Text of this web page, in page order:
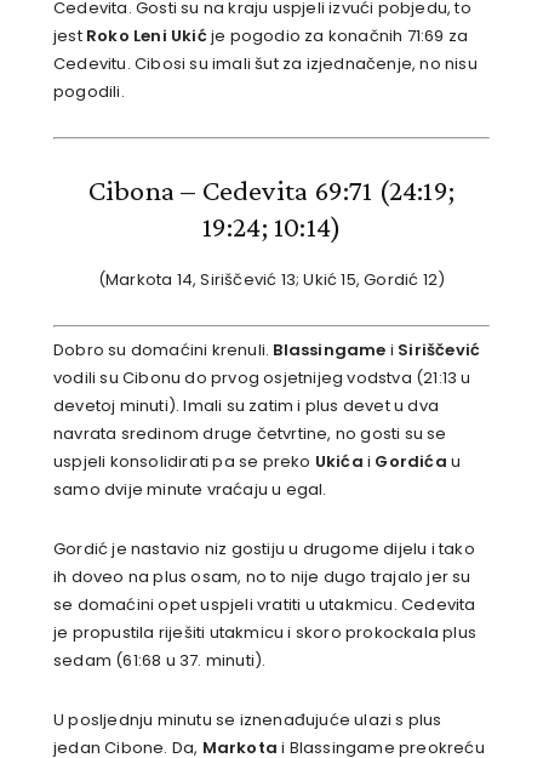
Cedevita. Gosti su na kraju uspjeli izvući pobjedu, to
jest Roko Leni Ukićje pogodio za konačnih 71:69 za
Cedevitu. Cibosi su imali šut za izjednačenje, no nisu
pogodili.
Cibona – Cedevita 69:71 (24:19;
19:24; 10:14)
(Markota 14, Siriščević 13; Ukić 15, Gordić 12)
Dobro su domaćini krenuli. Blassingame i Siriščević
vodili su Cibonu do prvog osjetnijeg vodstva (21:13 u
devetoj minuti). Imali su zatim i plus devet u dva
navrata sredinom druge četvrtine, no gosti su se
uspjeli konsolidirati pa se preko Ukića i Gordića u
samo dvije minute vraćaju u egal.
Gordić je nastavio niz gostiju u drugome dijelu i tako
ih doveo na plus osam, no to nije dugo trajalo jer su
se domaćini opet uspjeli vratiti u utakmicu. Cedevita
je propustila riješiti utakmicu i skoro prokockala plus
sedam (61:68 u 37. minuti).
U posljednju minutu se iznenađujuće ulazi s plus
jedan Cibone. Da, Markota i Blassingame preokreću